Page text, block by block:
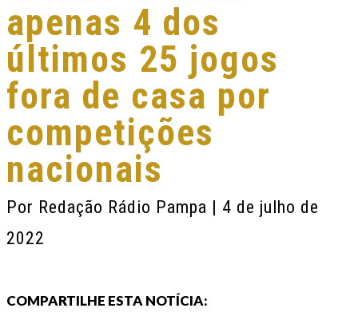
apenas 4 dos
últimos 25 jogos
fora de casa por
competições
nacionais
Por Redação Rádio Pampa | 4 de julho de
2022
COMPARTILHE ESTA NOTÍCIA: